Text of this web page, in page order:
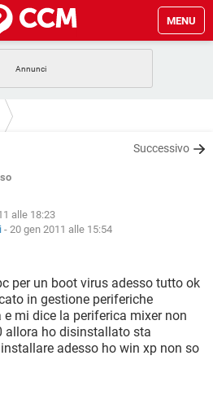
MENU
WHATSAPP
WINDOWS 10
FACEBOOK
GAMING
WHATSAPP
FACEBOOK
ANDROID
WINDOWS 10
WHATSAPP
Successivo
alle 18:23
- 20 gen 2011 alle 15:54
per un boot virus adesso tutto ok
in gestione periferiche
mi dice la periferica mixer non
allora ho disinstallato sta
adesso ho win xp non so